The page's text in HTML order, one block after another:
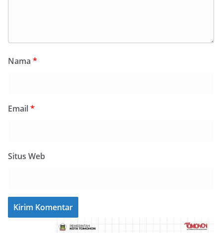
Nama *
Email*
Situs Web